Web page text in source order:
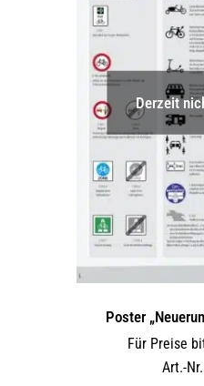
Derzeit
Poster
Für Preise
Art.-